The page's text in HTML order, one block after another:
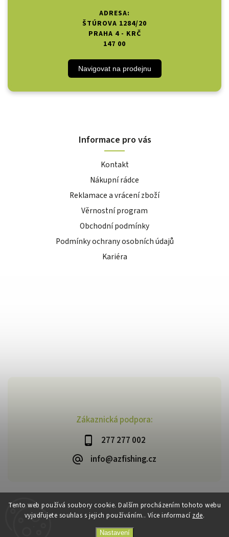
Tento web používá soubory cookie. Dalším procházením tohoto webu
vyjadřujete souhlas s jejich používáním.. Více informací zde.
Nastavení
Zákaznická podpora:
277 277 002
info@azfishing.cz
ADRESA:
ŠTÚROVA 1284/20
PRAHA 4 - KRČ
147 00
Navigovat na prodejnu
Informace pro vás
Kontakt
Nákupní rádce
Reklamace a vrácení zboží
Věrnostní program
Obchodní podmínky
Podmínky ochrany osobních údajů
Kariéra
Copyright 2026AzFishing.cz. Všechna práva vyhrazena.
VytvořilShoptet| Design